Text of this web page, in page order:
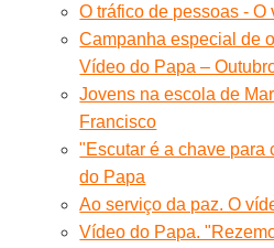
O tráfico de pessoas - O
Campanha especial de
Vídeo do Papa –
Jovens na escola de
Francisco
"Escutar é a chave para
do Papa
Ao serviço da paz. O
Vídeo do Papa.